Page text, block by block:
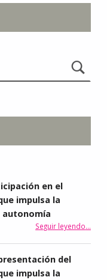
en el
impulsa la
autonomía
Seguir leyendo
“Ortopedia CETEO culmina su participación en el proyecto ABRAZA, una iniciativa que
…
del
impulsa la